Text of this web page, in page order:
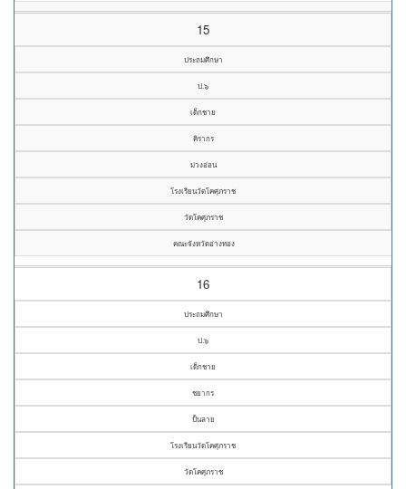
15
ประถมศึกษา
ป.๖
เด็กชาย
คิรากร
ม่วงอ่อน
โรงเรียนวัดโคศุภราช
วัดโคศุภราช
คณะจังหวัดอ่างทอง
16
ประถมศึกษา
ป.๖
เด็กชาย
ชยากร
ปั้นลาย
โรงเรียนวัดโคศุภราช
วัดโคศุภราช